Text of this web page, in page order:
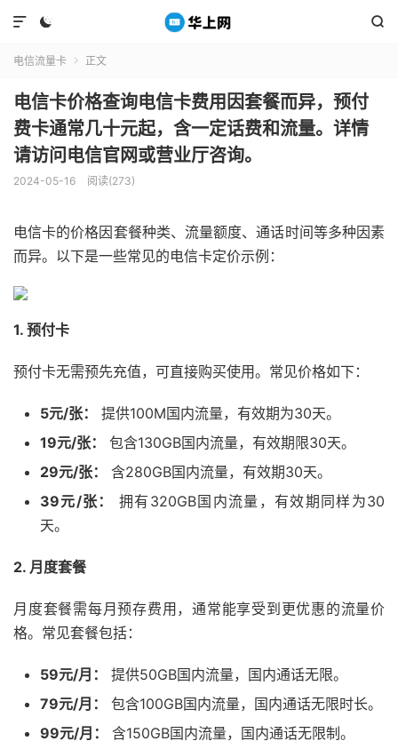
 

电信流量卡  正文
电信卡价格查询电信卡费用因套餐而异，预付
费卡通常几十元起，含一定话费和流量。详情
请访问电信官网或营业厅咨询。
2024-05-16 阅读(273)
电信卡的价格因套餐种类、流量额度、通话时间等多种因素
而异。以下是一些常见的电信卡定价示例：
1. 预付卡
预付卡无需预先充值，可直接购买使用。常见价格如下：
5元/张：
提供100M国内流量，有效期为30天。
19元/张：
包含130GB国内流量，有效期限30天。
29元/张：
含280GB国内流量，有效期30天。
39元/张：
拥有320GB国内流量，有效期同样为30
天。
2. 月度套餐
月度套餐需每月预存费用，通常能享受到更优惠的流量价
格。常见套餐包括：
59元/月：
提供50GB国内流量，国内通话无限。
79元/月：
包含100GB国内流量，国内通话无限时长。
99元/月：
含150GB国内流量，国内通话无限制。